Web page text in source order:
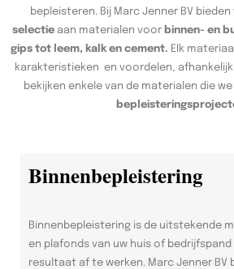
bepleisteren. Bij Marc Jenner BV bieden
selectie aan materialen voor binnen- en
gips tot leem, kalk en cement. Elk
karakteristieken en voordelen, afhankelijk
bekijken enkele van de materialen die
Binnenbepleistering
Binnenbepleistering is de uitstekende
en plafonds van uw huis of bedrijfspand
resultaat af te werken. Marc Jenner BV